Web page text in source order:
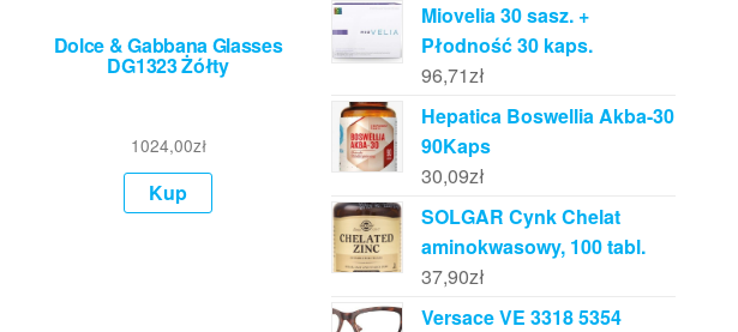
Dolce & Gabbana Glasses
DG1323 Żółty
1024,00zł
Kup
Miovelia 30 sasz. +
Płodność 30 kaps.
96,71zł
Hepatica Boswellia Akba-30
90Kaps
30,09zł
SOLGAR Cynk Chelat
aminokwasowy, 100 tabl.
37,90zł
Versace VE 3318 5354